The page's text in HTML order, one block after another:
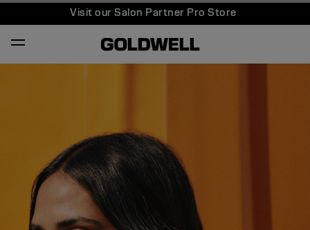
Visit our Salon Partner Pro Store